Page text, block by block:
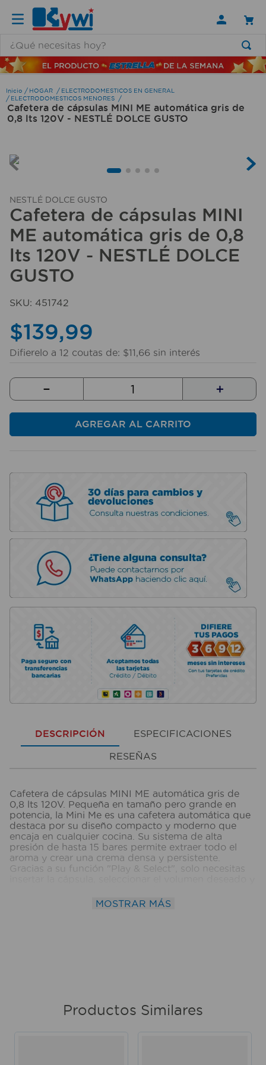
HOGAR
ELECTRODOMESTICOS EN GENERAL
ELECTRODOMESTICOS MENORES
Cafetera de cápsulas MINI ME automática gris de
0,8 lts 120V - NESTLÉ DOLCE GUSTO
NESTLÉ DOLCE GUSTO
Cafetera de cápsulas MINI
ME automática gris de 0,8
lts 120V - NESTLÉ DOLCE
GUSTO
SKU: 451742
$139,99
Difierelo a 12 coutas de: $11,66 sin interés
＋
－
AGREGAR AL CARRITO
DESCRIPCIÓN ESPECIFICACIONES
RESEÑAS
Cafetera de cápsulas MINI ME automática gris de
0,8 lts 120V. Pequeña en tamaño pero grande en
potencia, la Mini Me es una cafetera automática que
destaca por su diseño compacto y moderno que
encaja en cualquier cocina. Su sistema de alta
presión de hasta 15 bares permite extraer todo el
aroma y crear una crema densa y persistente.
Gracias a su función "Play & Select", solo necesitas
momento justo. Es capaz de preparar más de 30
variedades de bebidas, tanto frías como calientes,
MOSTRAR MÁS
Productos Similares
TÉRMINOS MÁS BUSCADOS
1 .
lamparas
2.
ducha
5.
7.
cerradura
8.
aspiradora
9.
lavamanos
10. taladro